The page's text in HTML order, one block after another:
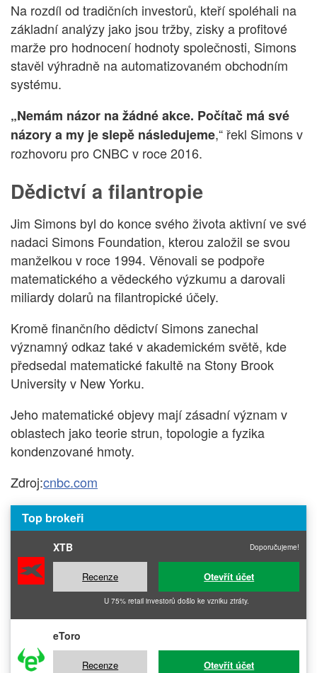
Na rozdíl od tradičních investorů, kteří spoléhali na
základní analýzy jako jsou tržby, zisky a profitové
marže pro hodnocení hodnoty společnosti, Simons
stavěl výhradně na automatizovaném obchodním
systému.
„Nemám názor na žádné akce. Počítač má své
názory a my je slepě následujeme,“ řekl Simons v
rozhovoru pro CNBC v roce 2016.
Dědictví a filantropie
Jim Simons byl do konce svého života aktivní ve své
nadaci Simons Foundation, kterou založil se svou
manželkou v roce 1994. Věnovali se podpoře
matematického a vědeckého výzkumu a darovali
miliardy dolarů na filantropické účely.
Kromě finančního dědictví Simons zanechal
významný odkaz také v akademickém světě, kde
předsedal matematické fakultě na Stony Brook
University v New Yorku.
Jeho matematické objevy mají zásadní význam v
oblastech jako teorie strun, topologie a fyzika
kondenzované hmoty.
Zdroj:cnbc.com
Top brokeři
XTB Doporučujeme!
Recenze Otevřít účet
U 75% retail investorů došlo ke vzniku ztráty.
eToro
Recenze Otevřít účet